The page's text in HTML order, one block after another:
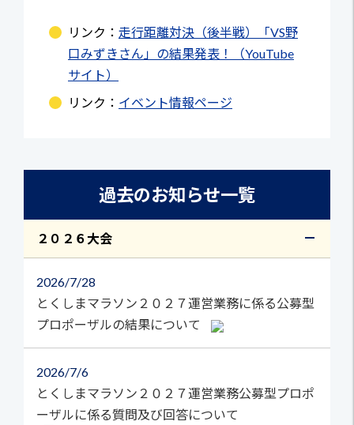
リンク： 走行距離対決（後半戦）「VS野
口みずきさん」の結果発表！（YouTube
サイト）
リンク： イベント情報ページ
過去のお知らせ一覧
２０２６大会
2026 7/28
とくしまマラソン２０２７運営業務に係る公募型
プロポーザルの結果について
2026 7/6
とくしまマラソン２０２７運営業務公募型プロポ
ーザルに係る質問及び回答について